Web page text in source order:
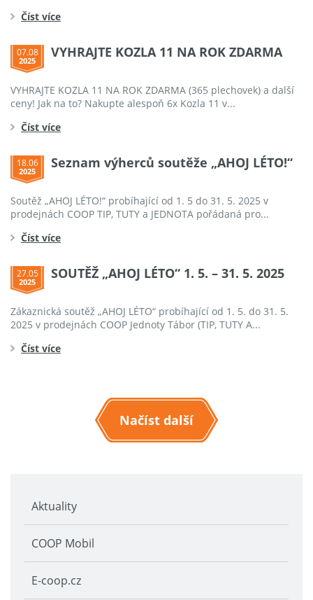
Číst více
07.08
2025
VYHRAJTE KOZLA 11 NA ROK ZDARMA
VYHRAJTE KOZLA 11 NA ROK ZDARMA (365 plechovek) a další
ceny! Jak na to? Nakupte alespoň 6x Kozla 11 v...
Číst více
18.06
2025
Seznam výherců soutěže „AHOJ LÉTO!“
Soutěž „AHOJ LÉTO!“ probíhající od 1. 5 do 31. 5. 2025 v
prodejnách COOP TIP, TUTY a JEDNOTA pořádaná pro...
Číst více
27.05
2025
SOUTĚŽ „AHOJ LÉTO“ 1. 5. – 31. 5. 2025
Zákaznická soutěž „AHOJ LÉTO“ probíhající od 1. 5. do 31. 5.
2025 v prodejnách COOP Jednoty Tábor (TIP, TUTY A...
Číst více
Načíst další
Aktuality
COOP Mobil
E-coop.cz